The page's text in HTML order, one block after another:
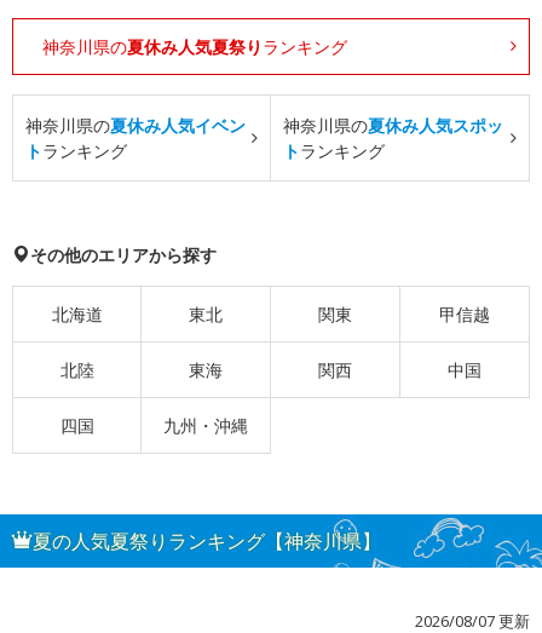
神奈川県の夏休み人気夏祭り ランキング
神奈川県の夏休み人気イベン
トランキング
神奈川県の夏休み人気スポッ
トランキング
その他のエリアから探す
北海道 東北 関東 甲信越
北陸 東海 関西 中国
四国 九州・沖縄
夏の人気夏祭りランキング【神奈川県】
2026/08/07 更新